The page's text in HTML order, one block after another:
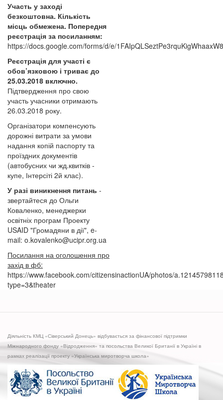
Участь у заході
безкоштовна. Кількість
місць обмежена. Попередня
реєстрація за посиланням:
https://docs.google.com/forms/d/e/
Реєстрація для участі є
обов’язковою і триває до
25.03.2018 включно.
Підтвердження про свою
участь учасники отримають
26.03.2018 року.
Організатори компенсують
дорожні витрати за умови
надання копій паспорту та
проїздних документів
(автобусних чи жд.квитків -
купе, Інтерсіті 2й клас).
У разі виникнення питань -
звертайтеся до Ольги
Коваленко, менеджерки
освітніх програм Проекту
USAID "Громадяни в дії", e-
mail: o.kovalenko@ucipr.org.ua
Посилання на оголошення про
захід в фб:
https://www.facebook.com/citizensinactionUA/photos/
type=3&theater
Діяльність КМЦ «Сіверський Донець» відбувається за фінансової підтримки
Міжнародного фонду «Відродження» та посольства Великої Британії в Україні в
рамках реалізації проекту «Українська миротворча школа»